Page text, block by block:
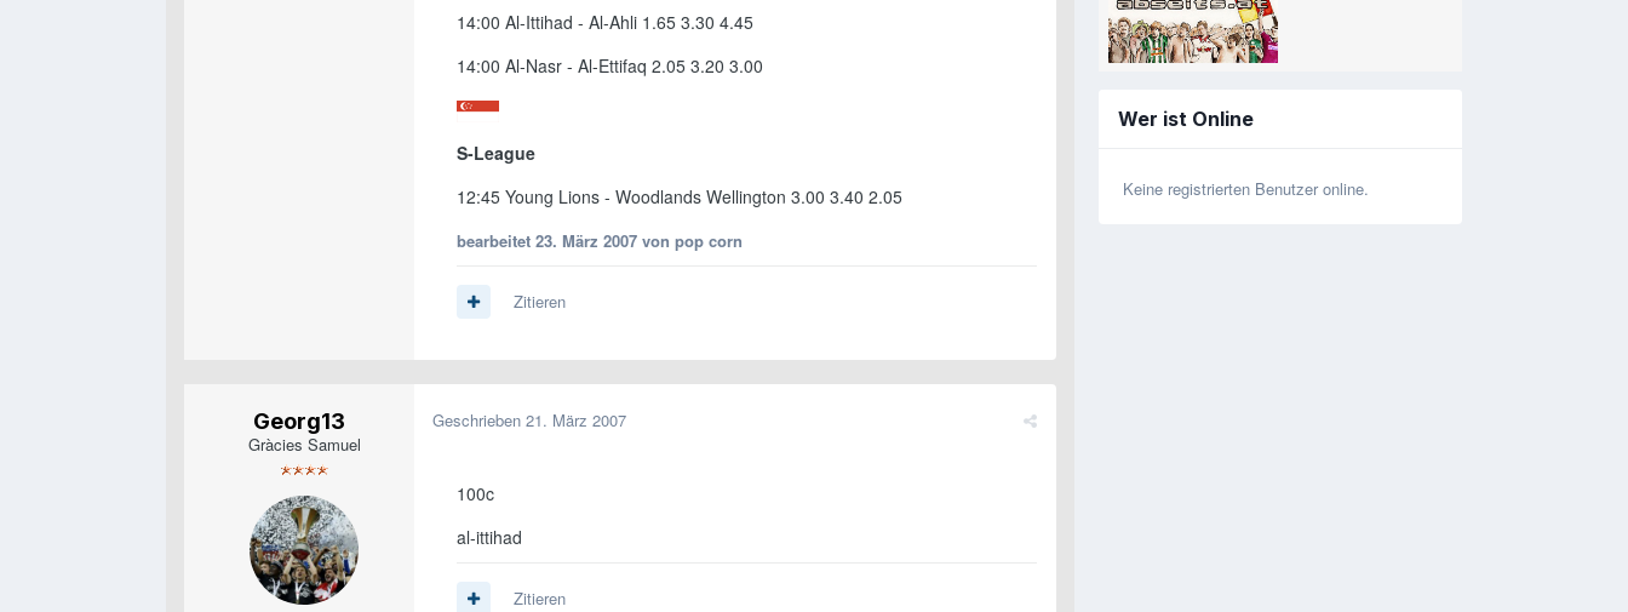
14:00 Al-Ittihad - Al-Ahli 1.65 3.30 4.45
14:00 Al-Nasr - Al-Ettifaq 2.05 3.20 3.00
S-League
12:45 Young Lions - Woodlands Wellington 3.00 3.40 2.05
bearbeitet 23. März 2007 von pop corn
Zitieren
Georg13
Gràcies Samuel
Geschrieben 21. März 2007
100c
al-ittihad
Zitieren
Wer ist Online
Keine registrierten Benutzer online.